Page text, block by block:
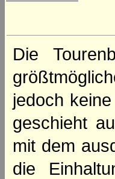
Die
jedoch
geschieht
mit dem
die